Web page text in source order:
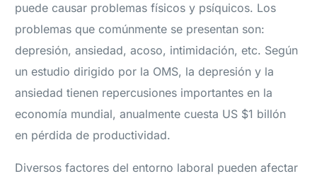
puede causar problemas físicos y psíquicos. Los
problemas que comúnmente se presentan son:
depresión, ansiedad, acoso, intimidación, etc. Según
un estudio dirigido por la OMS, la depresión y la
ansiedad tienen repercusiones importantes en la
economía mundial, anualmente cuesta US $1 billón
en pérdida de productividad.
Diversos factores del entorno laboral pueden afectar